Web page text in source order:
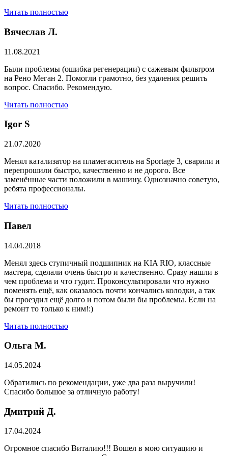
Читать полностью
Вячеслав Л.
11.08.2021
Были проблемы (ошибка регенерации) с сажевым фильтром
на Рено Меган 2. Помогли грамотно, без удаления решить
вопрос. Спасибо. Рекомендую.
Читать полностью
​Igor S
21.07.2020
Менял катализатор на пламегаситель на Sportage 3, сварили и
перепрошили быстро, качественно и не дорого. Все
заменённые части положили в машину. Однозначно советую,
ребята профессионалы.
Читать полностью
Павел
14.04.2018
Менял здесь ступичный подшипник на KIA RIO, классные
мастера, сделали очень быстро и качественно. Сразу нашли в
чем проблема и что гудит. Проконсультировали что нужно
поменять ещё, как оказалось почти кончались колодки, а так
бы проездил ещё долго и потом были бы проблемы. Если на
ремонт то только к ним!:)
Читать полностью
Ольга М.
14.05.2024
Обратились по рекомендации, уже два раза выручили!
Спасибо большое за отличную работу!
Дмитрий Д.
17.04.2024
Огромное спасибо Виталию!!! Вошел в мою ситуацию и